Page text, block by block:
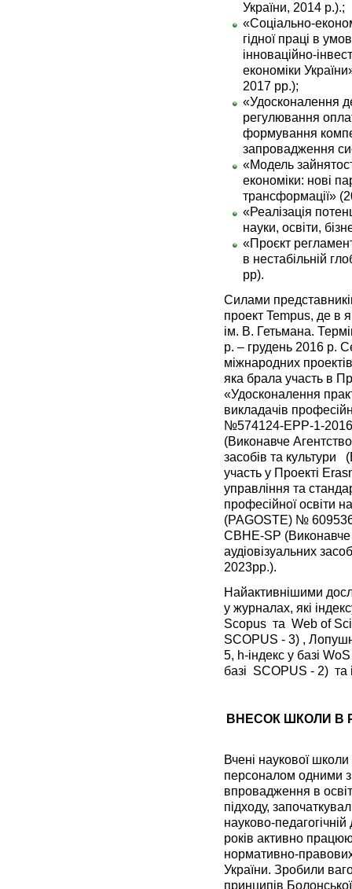
України, 2014 р.).;
«Соціально-
гідної праці в
інноваційно-
економіки
2017 рр.);
«Удосконалення
регулювання
формування
запровадження
«Модель
економіки: нові
трансформації»
«Реалізація
науки, освіти,
«Проєкт
в нестабільній
рр).
Силами
проект Tempus, де в
ім. В. Гетьмана.
р. – грудень 2016 р.
міжнародних
яка брала участь в
«Удосконалення
викладачів
№574124-EPP-1-
(Виконавче Агентство
засобів та
участь у Проекті
управління та
професійної освіти
(PAGOSTE) №
CBHE-SP (Виконавче
аудіовізуальних
2023рр.).
Найактивнішими
у журналах, які
Scopus та Web of
SCOPUS - 3) ,
5, h-індекс у базі
базі SCOPUS - 2) та
ВНЕСОК ШКОЛИ В
Вчені наукової
персоналом одними
впровадження в
підходу,
науково-
років активно
нормативно-
України. Зробили
принципів